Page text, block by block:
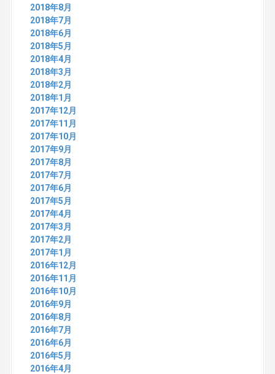
2018年8月
2018年7月
2018年6月
2018年5月
2018年4月
2018年3月
2018年2月
2018年1月
2017年12月
2017年11月
2017年10月
2017年9月
2017年8月
2017年7月
2017年6月
2017年5月
2017年4月
2017年3月
2017年2月
2017年1月
2016年12月
2016年11月
2016年10月
2016年9月
2016年8月
2016年7月
2016年6月
2016年5月
2016年4月